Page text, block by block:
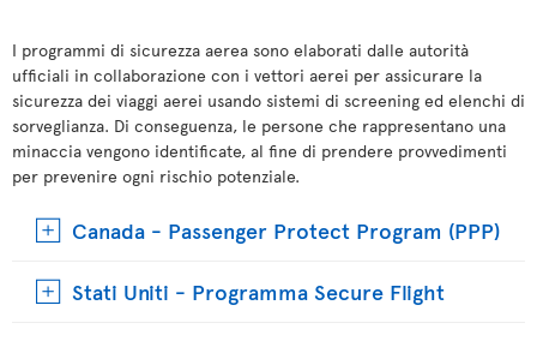
I programmi di sicurezza aerea sono elaborati dalle autorità
ufficiali in collaborazione con i vettori aerei per assicurare la
sicurezza dei viaggi aerei usando sistemi di screening ed elenchi di
sorveglianza. Di conseguenza, le persone che rappresentano una
minaccia vengono identificate, al fine di prendere provvedimenti
per prevenire ogni rischio potenziale.
Canada - Passenger Protect Program (PPP)
Stati Uniti - Programma Secure Flight